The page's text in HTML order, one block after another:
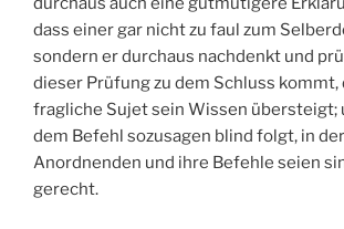
dass einer gar nicht zu faul zum
sondern er durchaus nachdenkt und
dieser Prüfung zu dem Schluss kommt,
fragliche Sujet sein Wissen übersteigt;
dem Befehl sozusagen blind folgt, in
Anordnenden und ihre Befehle seien
gerecht.